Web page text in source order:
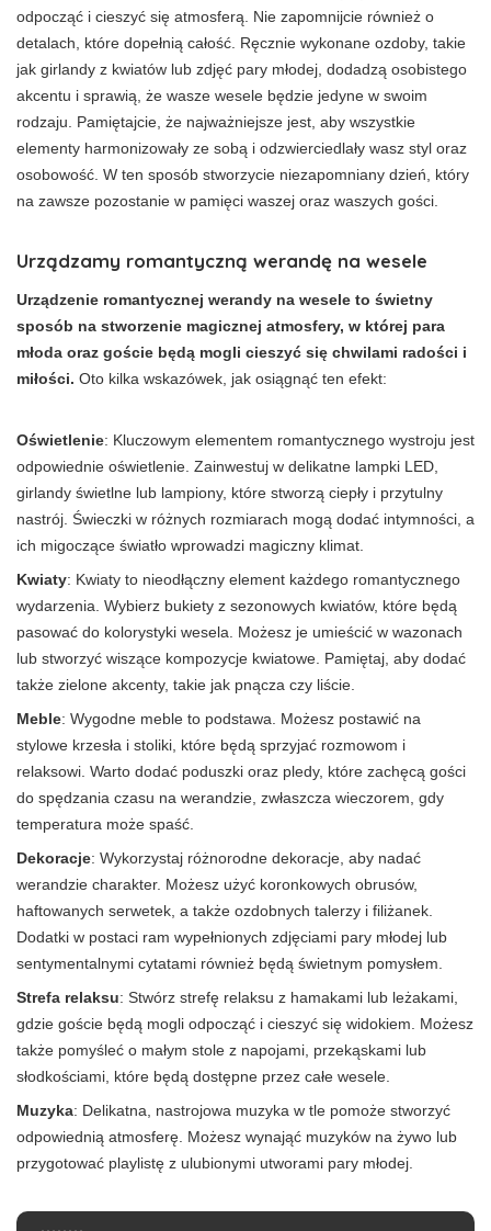
odpocząć i cieszyć się atmosferą. Nie zapomnijcie również o
detalach, które dopełnią całość. Ręcznie wykonane ozdoby, takie
jak girlandy z kwiatów lub zdjęć pary młodej, dodadzą osobistego
akcentu i sprawią, że wasze wesele będzie jedyne w swoim
rodzaju. Pamiętajcie, że najważniejsze jest, aby wszystkie
elementy harmonizowały ze sobą i odzwierciedlały wasz styl oraz
osobowość. W ten sposób stworzycie niezapomniany dzień, który
na zawsze pozostanie w pamięci waszej oraz waszych gości.
Urządzamy romantyczną werandę na wesele
Urządzenie romantycznej werandy na wesele to świetny
sposób na stworzenie magicznej atmosfery, w której para
młoda oraz goście będą mogli cieszyć się chwilami radości i
miłości. Oto kilka wskazówek, jak osiągnąć ten efekt:
Oświetlenie: Kluczowym elementem romantycznego wystroju jest
odpowiednie oświetlenie. Zainwestuj w delikatne lampki LED,
girlandy świetlne lub lampiony, które stworzą ciepły i przytulny
nastrój. Świeczki w różnych rozmiarach mogą dodać intymności, a
ich migoczące światło wprowadzi magiczny klimat.
Kwiaty: Kwiaty to nieodłączny element każdego romantycznego
wydarzenia. Wybierz bukiety z sezonowych kwiatów, które będą
pasować do kolorystyki wesela. Możesz je umieścić w wazonach
lub stworzyć wiszące kompozycje kwiatowe. Pamiętaj, aby dodać
także zielone akcenty, takie jak pnącza czy liście.
Meble: Wygodne meble to podstawa. Możesz postawić na
stylowe krzesła i stoliki, które będą sprzyjać rozmowom i
relaksowi. Warto dodać poduszki oraz pledy, które zachęcą gości
do spędzania czasu na werandzie, zwłaszcza wieczorem, gdy
temperatura może spaść.
Dekoracje: Wykorzystaj różnorodne dekoracje, aby nadać
werandzie charakter. Możesz użyć koronkowych obrusów,
haftowanych serwetek, a także ozdobnych talerzy i filiżanek.
Dodatki w postaci ram wypełnionych zdjęciami pary młodej lub
sentymentalnymi cytatami również będą świetnym pomysłem.
Strefa relaksu: Stwórz strefę relaksu z hamakami lub leżakami,
gdzie goście będą mogli odpocząć i cieszyć się widokiem. Możesz
także pomyśleć o małym stole z napojami, przekąskami lub
słodkościami, które będą dostępne przez całe wesele.
Muzyka: Delikatna, nastrojowa muzyka w tle pomoże stworzyć
odpowiednią atmosferę. Możesz wynająć muzyków na żywo lub
przygotować playlistę z ulubionymi utworami pary młodej.